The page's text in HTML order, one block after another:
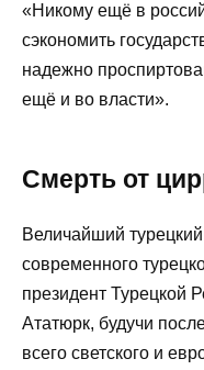
«Никому ещё в
сэкономить
надежно
ещё и во власти».
Смерть от
Величайший
современного
президент Турецкой
Ататюрк, будучи
всего светского и